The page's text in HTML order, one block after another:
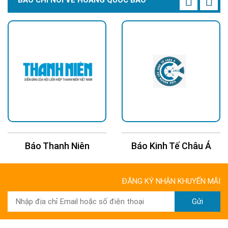
Báo Kinh Tế Châu Á Báo 24H
ĐĂNG KÝ NHẬN KHUYẾN MÃI
Gửi